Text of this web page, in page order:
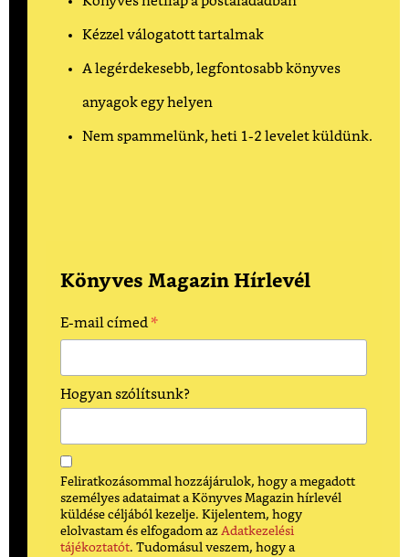
Kézzel válogatott tartalmak
A legérdekesebb, legfontosabb könyves
anyagok egy helyen
Nem spammelünk, heti 1-2 levelet küldünk.
Könyves Magazin Hírlevél
E-mail címed*
Hogyan szólítsunk?
Feliratkozásommal hozzájárulok, hogy a megadott
személyes adataimat a Könyves Magazin hírlevél
küldése céljából kezelje. Kijelentem, hogy
elolvastam és elfogadom az Adatkezelési
tájékoztatót. Tudomásul veszem, hogy a